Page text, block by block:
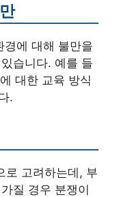
경에 대해 불만을
습니다. 예를 들
대한 교육 방식
.
로 고려하는데, 부
질 경우 분쟁이